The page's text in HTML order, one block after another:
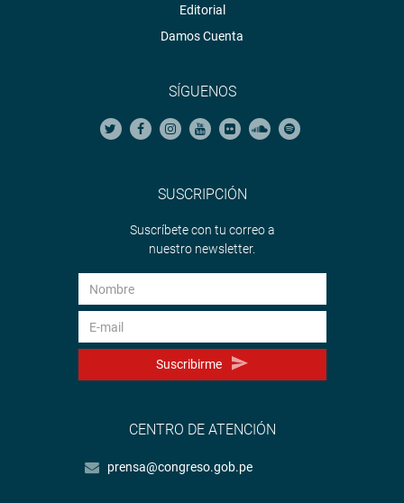
Editorial
Damos Cuenta
SÍGUENOS
SUSCRIPCIÓN
Suscríbete con tu correo a
nuestro newsletter.
Suscribirme
CENTRO DE ATENCIÓN
prensa@congreso.gob.pe